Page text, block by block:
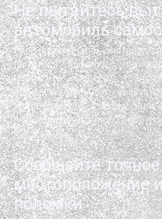
Не пытайтесь
автомобиль
Если автомобиль застрял в
пытаться вытянуть его
повредить подвеску,
профессионального
извлечение
специализированного
Сообщайте точное
местоположение
поломки